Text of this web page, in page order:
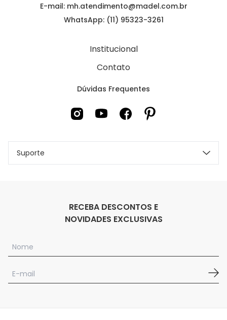
E-mail: mh.atendimento@madel.com.br
WhatsApp: (11) 95323-3261
Institucional
Contato
Dúvidas Frequentes
Suporte
RECEBA DESCONTOS E
NOVIDADES EXCLUSIVAS